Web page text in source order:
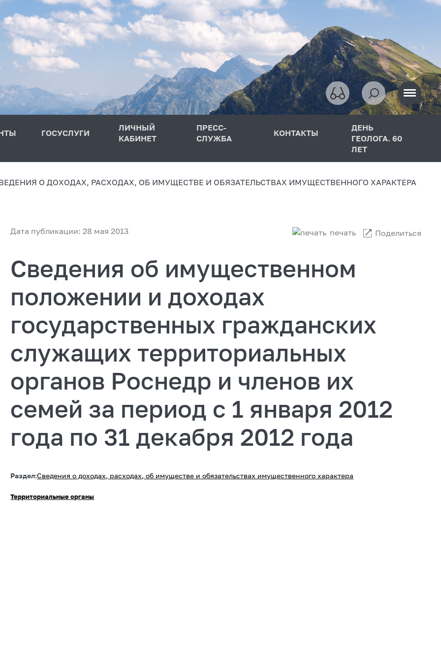
ГОСУСЛУГИ
ЛИЧНЫЙ
КАБИНЕТ
ПРЕСС-
СЛУЖБА
КОНТАКТЫ
ДЕНЬ
ГЕОЛОГА. 60
ЛЕТ
О ДОХОДАХ, РАСХОДАХ, ОБ ИМУЩЕСТВЕ И ОБЯЗАТЕЛЬСТВАХ ИМУЩЕСТВЕННОГО ХАРАКТЕРА
Дата публикации: 28 мая 2013 печать Поделиться
Сведения об имущественном
положении и доходах
государственных гражданских
служащих территориальных
органов Роснедр и членов их
семей за период с 1 января 2012
года по 31 декабря 2012 года
Раздел:Сведения о доходах, расходах, об имуществе и обязательствах имущественного характера
Территориальные органы